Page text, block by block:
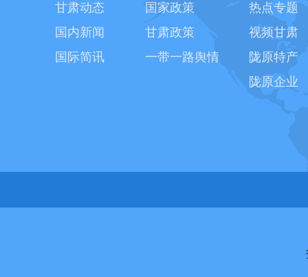
甘肃动态
国内新闻
国际简讯
国家政策
甘肃政策
一带一路舆情
热点专题
视频甘肃
陇原特产
陇原企业